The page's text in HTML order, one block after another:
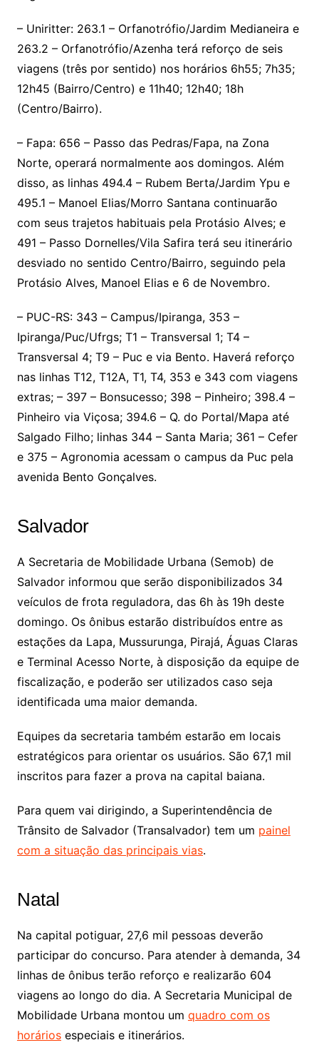
– Uniritter: 263.1 – Orfanotrófio/Jardim Medianeira e
263.2 – Orfanotrófio/Azenha terá reforço de seis
viagens (três por sentido) nos horários 6h55; 7h35;
12h45 (Bairro/Centro) e 11h40; 12h40; 18h
(Centro/Bairro).
– Fapa: 656 – Passo das Pedras/Fapa, na Zona
Norte, operará normalmente aos domingos. Além
disso, as linhas 494.4 – Rubem Berta/Jardim Ypu e
495.1 – Manoel Elias/Morro Santana continuarão
com seus trajetos habituais pela Protásio Alves; e
491 – Passo Dornelles/Vila Safira terá seu itinerário
desviado no sentido Centro/Bairro, seguindo pela
Protásio Alves, Manoel Elias e 6 de Novembro.
– PUC-RS: 343 – Campus/Ipiranga, 353 –
Ipiranga/Puc/Ufrgs; T1 – Transversal 1; T4 –
Transversal 4; T9 – Puc e via Bento. Haverá reforço
nas linhas T12, T12A, T1, T4, 353 e 343 com viagens
extras; – 397 – Bonsucesso; 398 – Pinheiro; 398.4 –
Pinheiro via Viçosa; 394.6 – Q. do Portal/Mapa até
Salgado Filho; linhas 344 – Santa Maria; 361 – Cefer
e 375 – Agronomia acessam o campus da Puc pela
avenida Bento Gonçalves.
Salvador
A Secretaria de Mobilidade Urbana (Semob) de
Salvador informou que serão disponibilizados 34
veículos de frota reguladora, das 6h às 19h deste
domingo. Os ônibus estarão distribuídos entre as
estações da Lapa, Mussurunga, Pirajá, Águas Claras
e Terminal Acesso Norte, à disposição da equipe de
fiscalização, e poderão ser utilizados caso seja
identificada uma maior demanda.
Equipes da secretaria também estarão em locais
estratégicos para orientar os usuários. São 67,1 mil
inscritos para fazer a prova na capital baiana.
Para quem vai dirigindo, a Superintendência de
Trânsito de Salvador (Transalvador) tem um painel
com a situação das principais vias.
Natal
Na capital potiguar, 27,6 mil pessoas deverão
participar do concurso. Para atender à demanda, 34
linhas de ônibus terão reforço e realizarão 604
viagens ao longo do dia. A Secretaria Municipal de
Mobilidade Urbana montou um quadro com os
horáriosespeciais e itinerários.